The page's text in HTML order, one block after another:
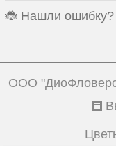
🐞 Нашли ошибку?
ООО